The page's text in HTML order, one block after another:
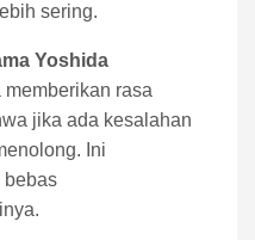
sering.
Yoshida
rasa
jika ada kesalahan
Ini
bebas